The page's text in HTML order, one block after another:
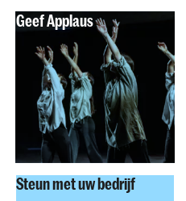
Geef Applaus
Steun met uw bedrijf